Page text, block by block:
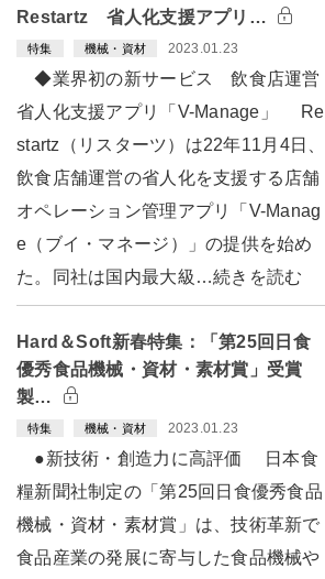
Restartz 省人化支援アプリ…
特集 機械・資材 2023.01.23
◆業界初の新サービス 飲食店運営
省人化支援アプリ「V-Manage」 Re
startz（リスターツ）は22年11月4日、
飲食店舗運営の省人化を支援する店舗
オペレーション管理アプリ「V-Manag
e（ブイ・マネージ）」の提供を始め
た。同社は国内最大級…続きを読む
Hard＆Soft新春特集：「第25回日食
優秀食品機械・資材・素材賞」受賞
製…
特集 機械・資材 2023.01.23
●新技術・創造力に高評価 日本食
糧新聞社制定の「第25回日食優秀食品
機械・資材・素材賞」は、技術革新で
食品産業の発展に寄与した食品機械や